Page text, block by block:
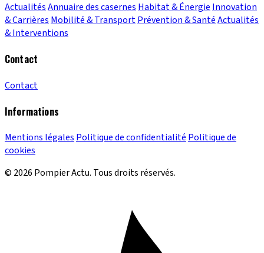
ActualitésAnnuaire des casernes Habitat & Énergie Innovation
& Carrières Mobilité & TransportPrévention & SantéActualités
& Interventions
Contact
Contact
Informations
Mentions légales Politique de confidentialité Politique de
cookies
© 2026 Pompier Actu. Tous droits réservés.